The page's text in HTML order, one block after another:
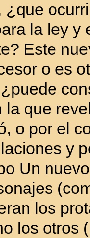
¿que
la ley y
Este
o es
la que
o por el
y
Un
los
los otros